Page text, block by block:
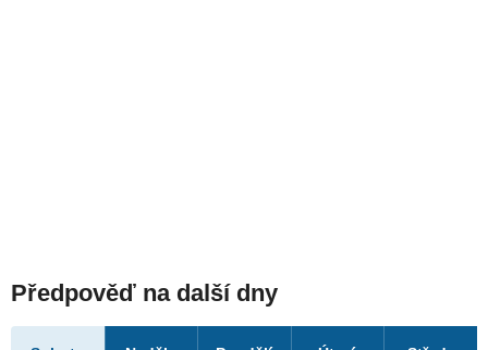
Předpověď na další dny